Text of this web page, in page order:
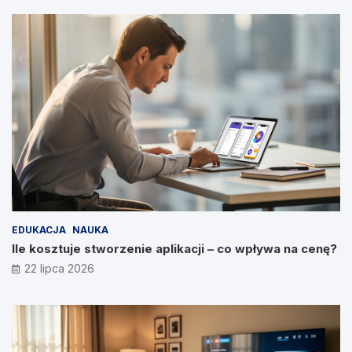
EDUKACJA NAUKA
Ile kosztuje stworzenie aplikacji – co wpływa na cenę?
22 lipca 2026